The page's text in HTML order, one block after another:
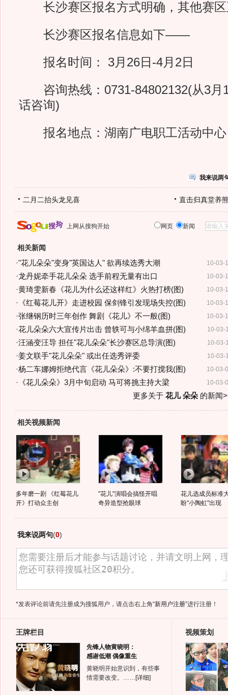
长沙赛区报名方式明确，其他赛区
长沙赛区报名信息如下——
报名时间： 3月26日-4月2日
咨询热线：0731-84802132(从3月
话咨询)
报名地点：湖南广电职工活动中心
我来说两
二月二抬头龙见喜 直击归真堂养
上网从搜狗开始 网页 新闻
相关新闻
10-03-
·"花儿朵朵"变身"英国达人" 欲再续选秀大潮
10-03-
·龙丹妮牵手花儿朵朵 选手前程无量有出口
10-03-
·黄琦雯新春《花儿为什么还这样红》火热打榜(图)
10-03-
· 《红莓花儿开》走进校园 保剑锋引发现场失控(图)
10-03-
·张继钢历时三年创作 舞剧《花儿》不一般(图)
10-03-
·花儿朵朵六大宣传片出击 曾轶可与小绵羊血拼(图)
10-03-
·汪涵变汪导 担任"花儿朵朵"长沙赛区总导演(图)
10-03-
·姜文联手"花儿朵朵" 或出任选秀评委
10-03-
·杨二车娜姆拒绝代言《花儿朵朵》:不要打搅我(图)
10-03-
· 《花儿朵朵》3月中旬启动 马可将挑主持大梁
更多关于 花儿 朵朵的新闻
相关视频新闻
多年磨一剧 《红莓花儿
开》打动众主创
"花儿"演唱会搞怪开唱
奇异造型抢眼球
花儿选成员标准
盼"小陶虹"出现
我来说两句(0)
*发表评论前请先注册成为搜狐用户，请点击右上角“新用户注册”进行注册！
王牌栏目
先锋人物黄晓明：
感谢低潮 偶像重生
黄晓明开始意识到，有些事
情需要改变。…… [详细]
视频策划